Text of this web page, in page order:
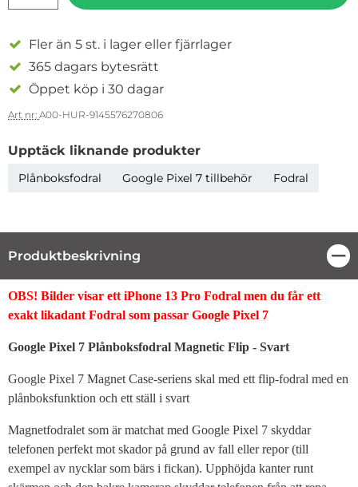
Fler än 5 st. i lager eller fjärrlager
365 dagars bytesrätt
Öppet köp i 30 dagar
Art nr: A00-HUR-9145576270806
Upptäck liknande produkter
Plånboksfodral Google Pixel 7 tillbehör Fodral
Produktbeskrivning
Produktbeskrivning
OBS! Bilder visar ett iPhone 13 Pro Fodral men du får ett
exakt likadant Fodral som passar Google Pixel 7
Google Pixel 7 Plånboksfodral Magnetic Flip - Svart
Google Pixel 7 Magnet Case-seriens skal med ett flip-fodral med en
plånboksfunktion och ett ställ i svart
Magnetfodralet som är matchat med Google Pixel 7 skyddar
telefonen perfekt mot skador på grund av fall eller repor (till
exempel av nycklar som bärs i fickan). Upphöjda kanter runt